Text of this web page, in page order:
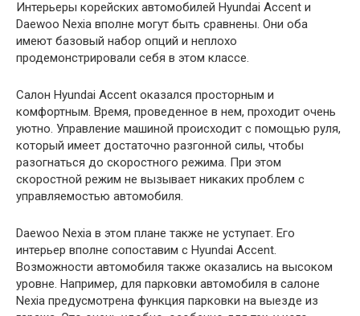
Интерьеры корейских автомобилей Hyundai Accent и
Daewoo Nexia вполне могут быть сравнены. Они оба
имеют базовый набор опций и неплохо
продемонстрировали себя в этом классе.
Салон Hyundai Accent оказался просторным и
комфортным. Время, проведенное в нем, проходит очень
уютно. Управление машиной происходит с помощью руля,
который имеет достаточно разгонной силы, чтобы
разогнаться до скоростного режима. При этом
скоростной режим не вызывает никаких проблем с
управляемостью автомобиля.
Daewoo Nexia в этом плане также не уступает. Его
интерьер вполне сопоставим с Hyundai Accent.
Возможности автомобиля также оказались на высоком
уровне. Например, для парковки автомобиля в салоне
Nexia предусмотрена функция парковки на выезде из